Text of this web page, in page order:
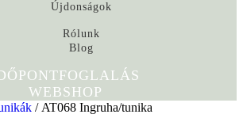
Újdonságok
Rólunk
Blog
WEBSHOP
/ AT068 Ingruha/tunika